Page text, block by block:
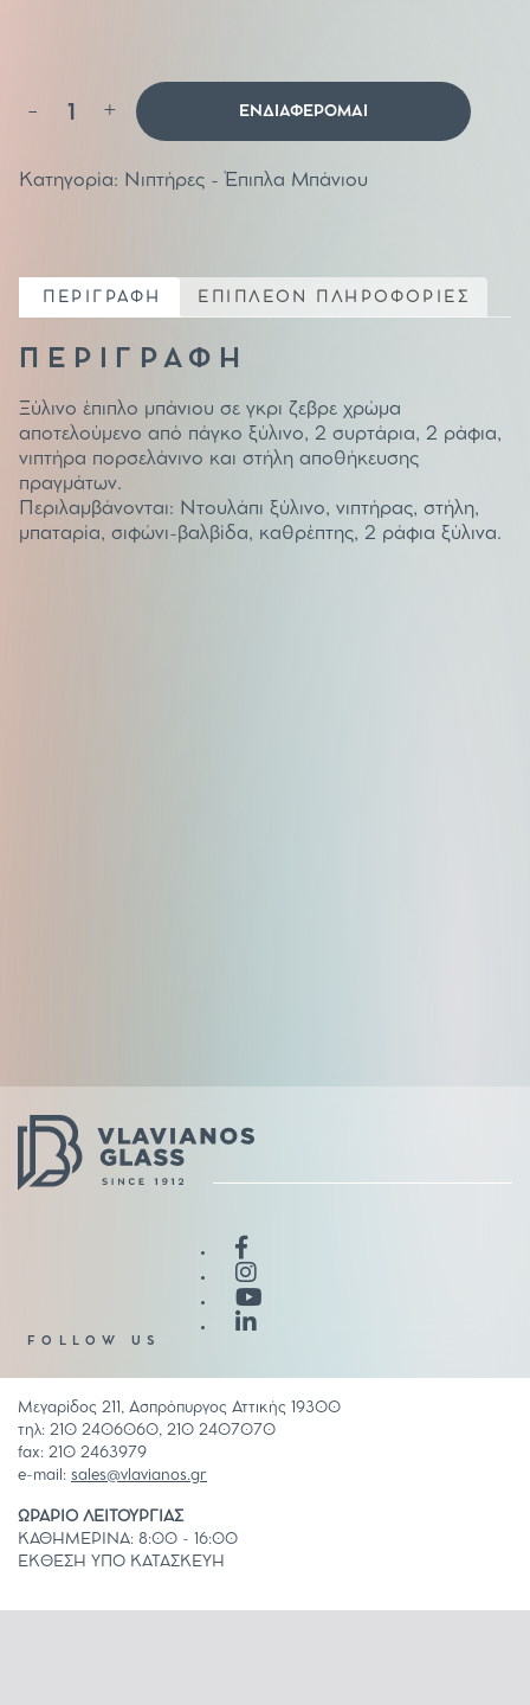
-
Νιπτήρας
Μπάνιου
μπάνιου
ποσότητα
+ ΕΝΔΙΑΦΕΡΟΜΑΙ
Κατηγορία: Νιπτήρες - Έπιπλα Μπάνιου
ΠΕΡΙΓΡΑΦΗ ΕΠΙΠΛΕΟΝ ΠΛΗΡΟΦΟΡΙΕΣ
ΠΕΡΙΓΡΑΦΗ
Ξύλινο έπιπλο μπάνιου σε γκρι ζεβρε χρώμα
αποτελούμενο από πάγκο ξύλινο, 2 συρτάρια, 2 ράφια,
νιπτήρα πορσελάνινο και στήλη αποθήκευσης
πραγμάτων.
Περιλαμβάνονται: Ντουλάπι ξύλινο, νιπτήρας, στήλη,
μπαταρία, σιφώνι-βαλβίδα, καθρέπτης, 2 ράφια ξύλινα.
FOLLOW US
Μεγαρίδος 211, Ασπρόπυργος Αττικής 19300
τηλ: 210 2406060, 210 2407070
fax: 210 2463979
e-mail: sales@vlavianos.gr
ΩΡΑΡΙΟ ΛΕΙΤΟΥΡΓΙΑΣ
ΚΑΘΗΜΕΡΙΝΑ: 8:00 - 16:00
ΕΚΘΕΣΗ ΥΠΟ ΚΑΤΑΣΚΕΥΗ